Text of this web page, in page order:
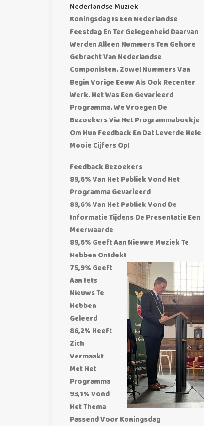
Nederlandse Muziek
Koningsdag Is Een Nederlandse
Feestdag En Ter Gelegenheid Daarvan
Werden Alleen Nummers Ten Gehore
Gebracht Van Nederlandse
Componisten. Zowel Nummers Van
Begin Vorige Eeuw Als Ook Recenter
Werk. Het Was Een Gevarieerd
Programma. We Vroegen De
Bezoekers Via Het Programmaboekje
Om Hun Feedback En Dat Leverde Hele
Mooie Cijfers Op!
Feedback Bezoekers
89,6% Van Het Publiek Vond Het
Programma Gevarieerd
89,6% Van Het Publiek Vond De
Informatie Tijdens De Presentatie Een
Meerwaarde
89,6% Geeft Aan Nieuwe Muziek Te
Hebben Ontdekt
75,9% Geeft
Aan Iets
Nieuws Te
Hebben
Geleerd
86,2% Heeft
Zich
Vermaakt
Met Het
Programma
93,1% Vond
Het Thema
Passend Voor Koningsdag